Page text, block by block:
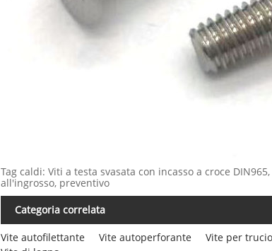
Tag caldi: Viti a testa svasata con incasso a croce
all'ingrosso, preventivo
Categoria correlata
Vite autofilettante Vite autoperforante Vite per